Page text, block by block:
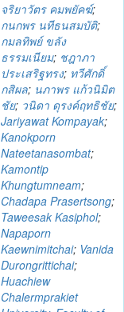
จริยาวัตร คมพยัคฆ์;
กนกพร นทีธนสมบัติ;
กมลทิพย์ ขลัง
ธรรมเนียม; ชฎาภา
ประเสริฐทรง; ทวีศักดิ์
กสิผล; นภาพร แก้วนิมิต
ชัย; วนิดา ดุรงค์ฤทธิชัย;
Jariyawat Kompayak;
Kanokporn
Nateetanasombat;
Kamontip
Khungtumneam;
Chadapa Prasertsong;
Taweesak Kasiphol;
Napaporn
Kaewnimitchai; Vanida
Durongrittichai;
Huachiew
Chalermprakiet